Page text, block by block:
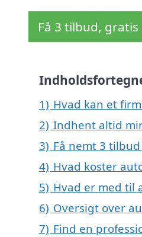
Få 3 tilbud,
1) Hvad kan et
2) Indhent altid
3) Få nemt 3
4) Hvad koster
5) Hvad er med til
6) Oversigt over
7) Find en